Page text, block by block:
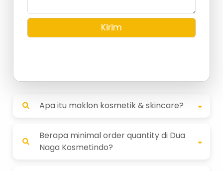
Kirim
Apa itu maklon kosmetik & skincare?
Berapa minimal order quantity di Dua
Naga Kosmetindo?